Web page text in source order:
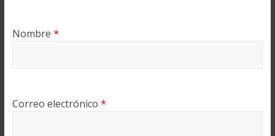
Nombre *
Correo electrónico *